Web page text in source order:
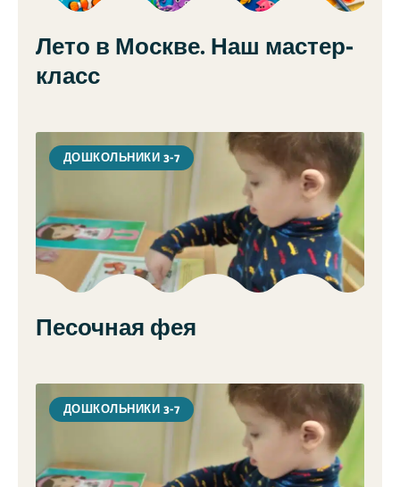
Лето в Москве. Наш мастер-
класс
ДОШКОЛЬНИКИ 3-7
Песочная фея
ДОШКОЛЬНИКИ 3-7